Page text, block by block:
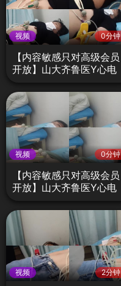
视频 0分钟
【内容敏感只对高级会员
开放】山大齐鲁医Y心电
视频 0分钟
【内容敏感只对高级会员
开放】山大齐鲁医Y心电
视频 2分钟